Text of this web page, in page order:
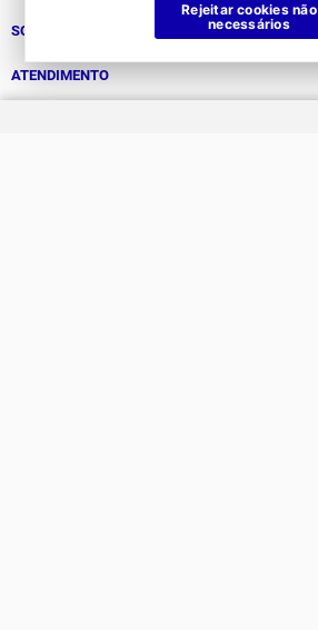
Rejeitar cookies não
necessários
SOBRE NÓS
História
ATENDIMENTO